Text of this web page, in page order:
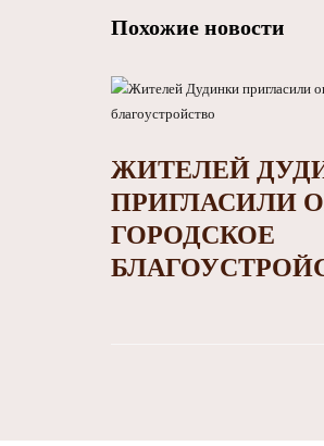
Похожие новости
ЖИТЕЛЕЙ
ПРИГЛАСИЛИ
ГОРОДСКОЕ